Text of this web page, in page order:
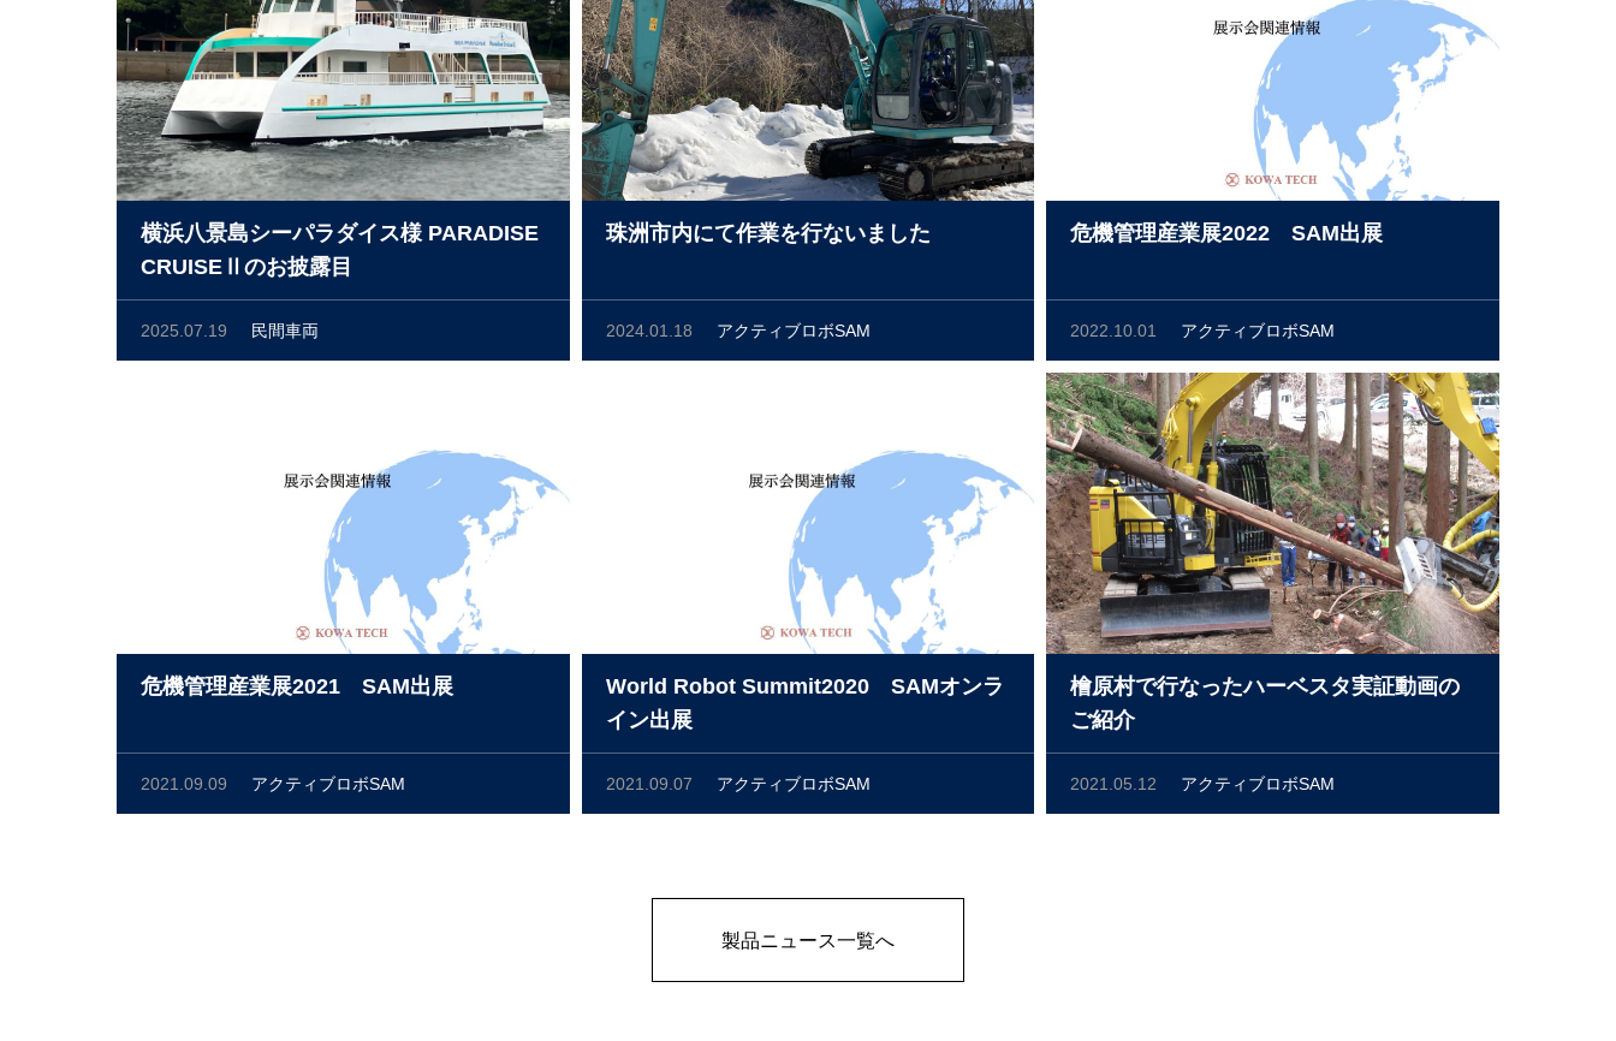
横浜八景島シーパラダイス様 PARADISE
CRUISEⅡのお披露目
2025.07.19 民間車両
珠洲市内にて作業を行ないました
2024.01.18 アクティブロボSAM
危機管理産業展2022 SAM出展
2022.10.01 アクティブロボSAM
危機管理産業展2021 SAM出展
2021.09.09 アクティブロボSAM
World Robot Summit2020 SAMオンラ
イン出展
2021.09.07 アクティブロボSAM
檜原村で行なったハーベスタ実証動画の
ご紹介
2021.05.12 アクティブロボSAM
製品ニュース一覧へ